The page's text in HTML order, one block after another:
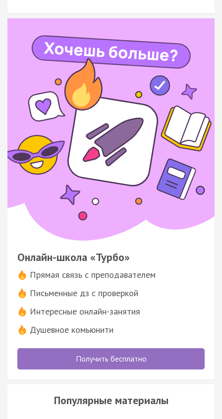
Онлайн-школа «Турбо»
Прямая связь с преподавателем
Письменные дз с проверкой
Интересные онлайн-занятия
Душевное комьюнити
Получить бесплатно
Популярные материалы